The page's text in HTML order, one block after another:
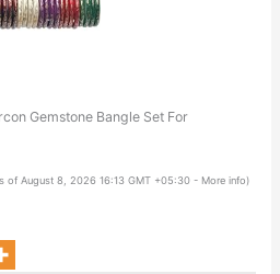
Gemstone Bangle Set For
of August 8, 2026 16:13 GMT +05:30 - More info)